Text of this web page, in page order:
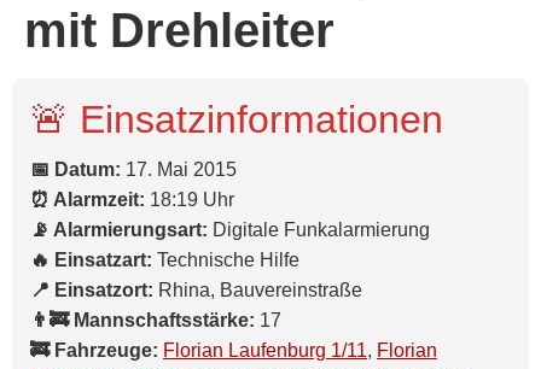
mit Drehleiter
🚨 Einsatzinformationen
📅 Datum: 17. Mai 2015
⏰ Alarmzeit: 18:19 Uhr
📡 Alarmierungsart: Digitale Funkalarmierung
🔥 Einsatzart: Technische Hilfe
📍 Einsatzort: Rhina, Bauvereinstraße
👨‍🚒 Mannschaftsstärke: 17
🚒 Fahrzeuge: Florian Laufenburg 1/11, Florian